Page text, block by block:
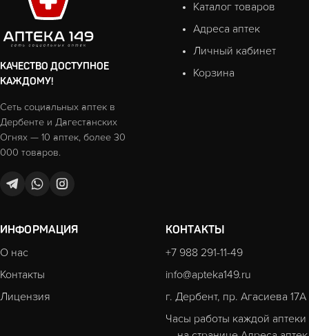
КАЧЕСТВО ДОСТУПНОЕ
КАЖДОМУ!
Сеть социальных аптек в
Дербенте и Дагестанских
Огнях — 10 аптек, более 30
000 товаров.
Каталог товаров
Адреса аптек
Личный кабинет
Корзина
ИНФОРМАЦИЯ
О нас
Контакты
Лицензия
КОНТАКТЫ
+7 988 291-11-49
info@apteka149.ru
г. Дербент, пр. Агасиева 17А
Часы работы каждой аптеки